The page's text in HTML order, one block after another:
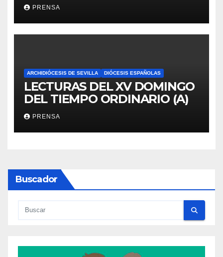
PRENSA
ARCHIDIÓCESIS DE SEVILLA DIÓCESIS ESPAÑOLAS
LECTURAS DEL XV DOMINGO
DEL TIEMPO ORDINARIO (A)
PRENSA
Buscador